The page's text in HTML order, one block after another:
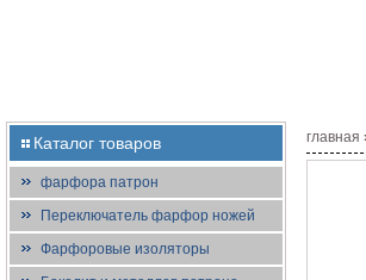
Каталог товаров
фарфора патрон
Переключатель фарфор ножей
Фарфоровые изоляторы
главная